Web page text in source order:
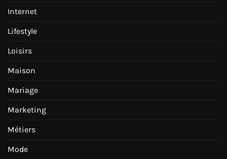
Internet
Lifestyle
Loisirs
Maison
Mariage
Marketing
Métiers
Mode